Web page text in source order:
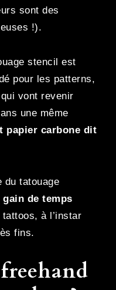
sont des
!).
stencil est
pour les patterns,
vont revenir
une même
papier carbone dit
du tatouage
gain de temps
à l’instar
fins.